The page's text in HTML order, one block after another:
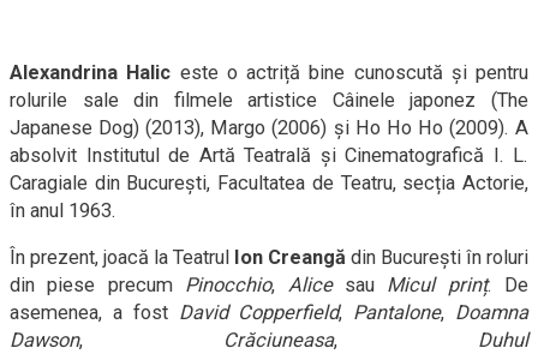
Alexandrina Halic este o actriță bine cunoscută și pentru
rolurile sale din filmele artistice Câinele japonez (The
Japanese Dog) (2013), Margo (2006) și Ho Ho Ho (2009). A
absolvit Institutul de Artă Teatrală și Cinematografică I. L.
Caragiale din București, Facultatea de Teatru, secția Actorie,
în anul 1963.
În prezent, joacă la Teatrul Ion Creangă din București în roluri
din piese precum Pinocchio, Alicesau Micul prinț. De
asemenea, a fost David Copperfield, Pantalone, Doamna
Dawson, Crăciuneasa, Duhul